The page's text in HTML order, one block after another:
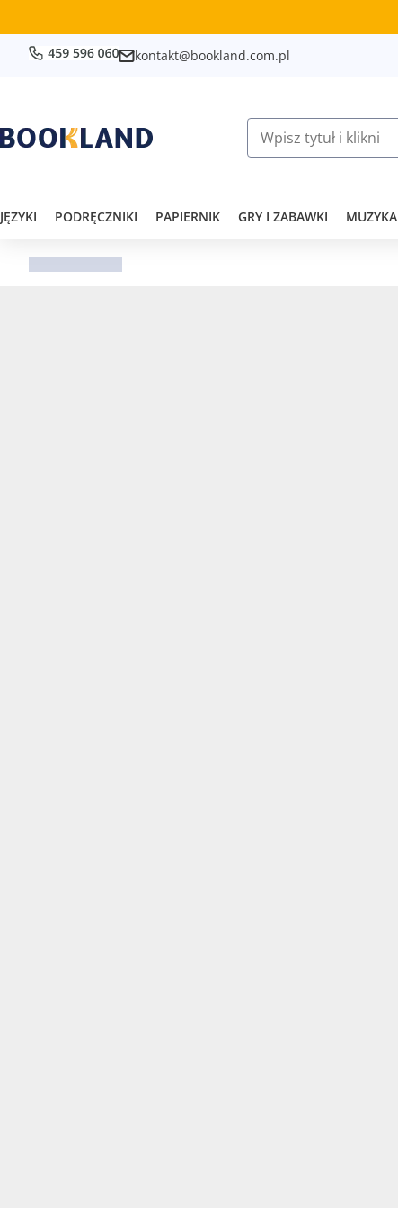
kontakt@bookland.com.pl
JĘZYKI PODRĘCZNIKI PAPIERNIK GRY I ZABAWKI MUZYKA